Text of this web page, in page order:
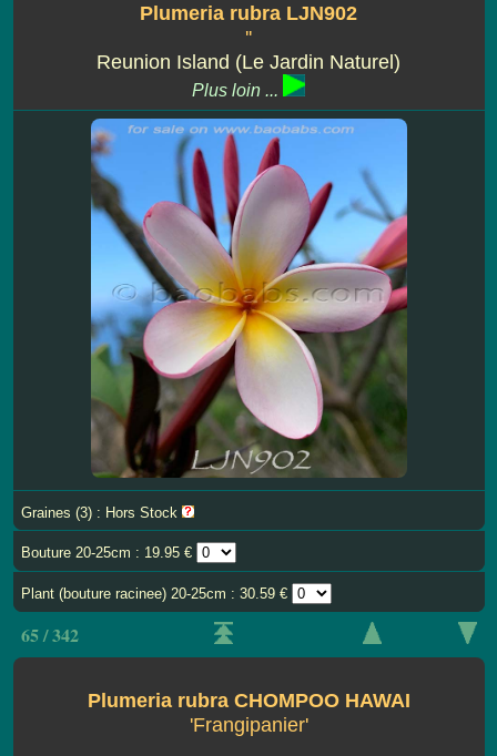
Plumeria rubra LJN902
''
Reunion Island (Le Jardin Naturel)
Plus loin ...
Graines (3) : Hors Stock
Bouture 20-25cm : 19.95 €
Plant (bouture racinee) 20-25cm : 30.59 €
65 / 342
Plumeria rubra CHOMPOO HAWAI
'Frangipanier'